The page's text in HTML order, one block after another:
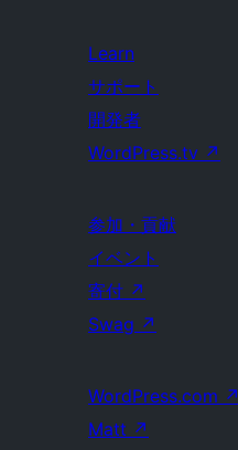
Learn
サポート
開発者
WordPress.tv ↗
参加・貢献
イベント
寄付 ↗
Swag ↗
WordPress.com ↗
Matt ↗